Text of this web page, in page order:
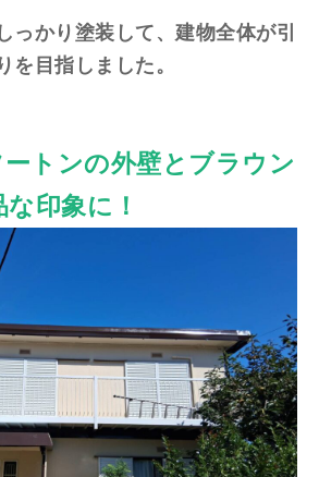
っかり塗装して、建物全体が引
を目指しました。
トンの外壁とブラウン
印象に！